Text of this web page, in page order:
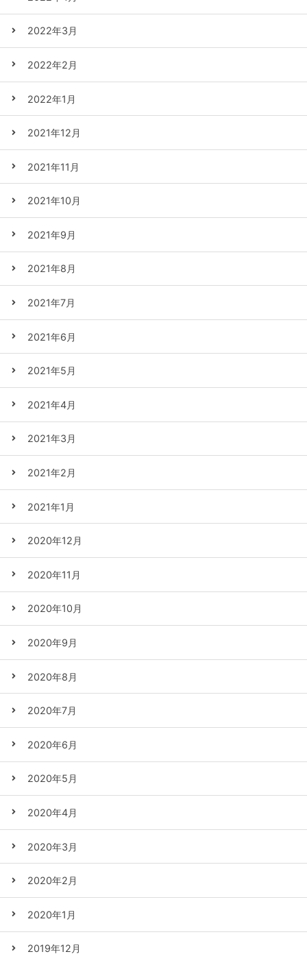
2022年3月
2022年2月
2022年1月
2021年12月
2021年11月
2021年10月
2021年9月
2021年8月
2021年7月
2021年6月
2021年5月
2021年4月
2021年3月
2021年2月
2021年1月
2020年12月
2020年11月
2020年10月
2020年9月
2020年8月
2020年7月
2020年6月
2020年5月
2020年4月
2020年3月
2020年2月
2020年1月
2019年12月